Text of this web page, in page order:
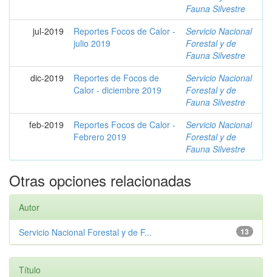
Fauna Silvestre
jul-2019
Reportes Focos de Calor -
julio 2019
Servicio Nacional
Forestal y de
Fauna Silvestre
dic-2019
Reportes de Focos de
Calor - diciembre 2019
Servicio Nacional
Forestal y de
Fauna Silvestre
feb-2019
Reportes Focos de Calor -
Febrero 2019
Servicio Nacional
Forestal y de
Fauna Silvestre
Otras opciones relacionadas
Autor
13
Servicio Nacional Forestal y de F...
Título